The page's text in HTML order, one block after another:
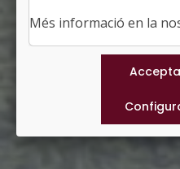
Més informació en la